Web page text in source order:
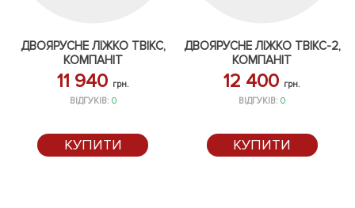
ДВОЯРУСНЕ ЛІЖКО ТВІКС,
КОМПАНІТ
11 940 грн.
ВІДГУКІВ: 0
КУПИТИ
ДВОЯРУСНЕ ЛІЖКО ТВІКС-2,
КОМПАНІТ
12 400 грн.
ВІДГУКІВ:0
КУПИТИ